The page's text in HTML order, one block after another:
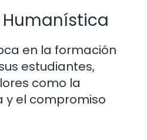
Humanística
en la formación
estudiantes,
como la
y el compromiso